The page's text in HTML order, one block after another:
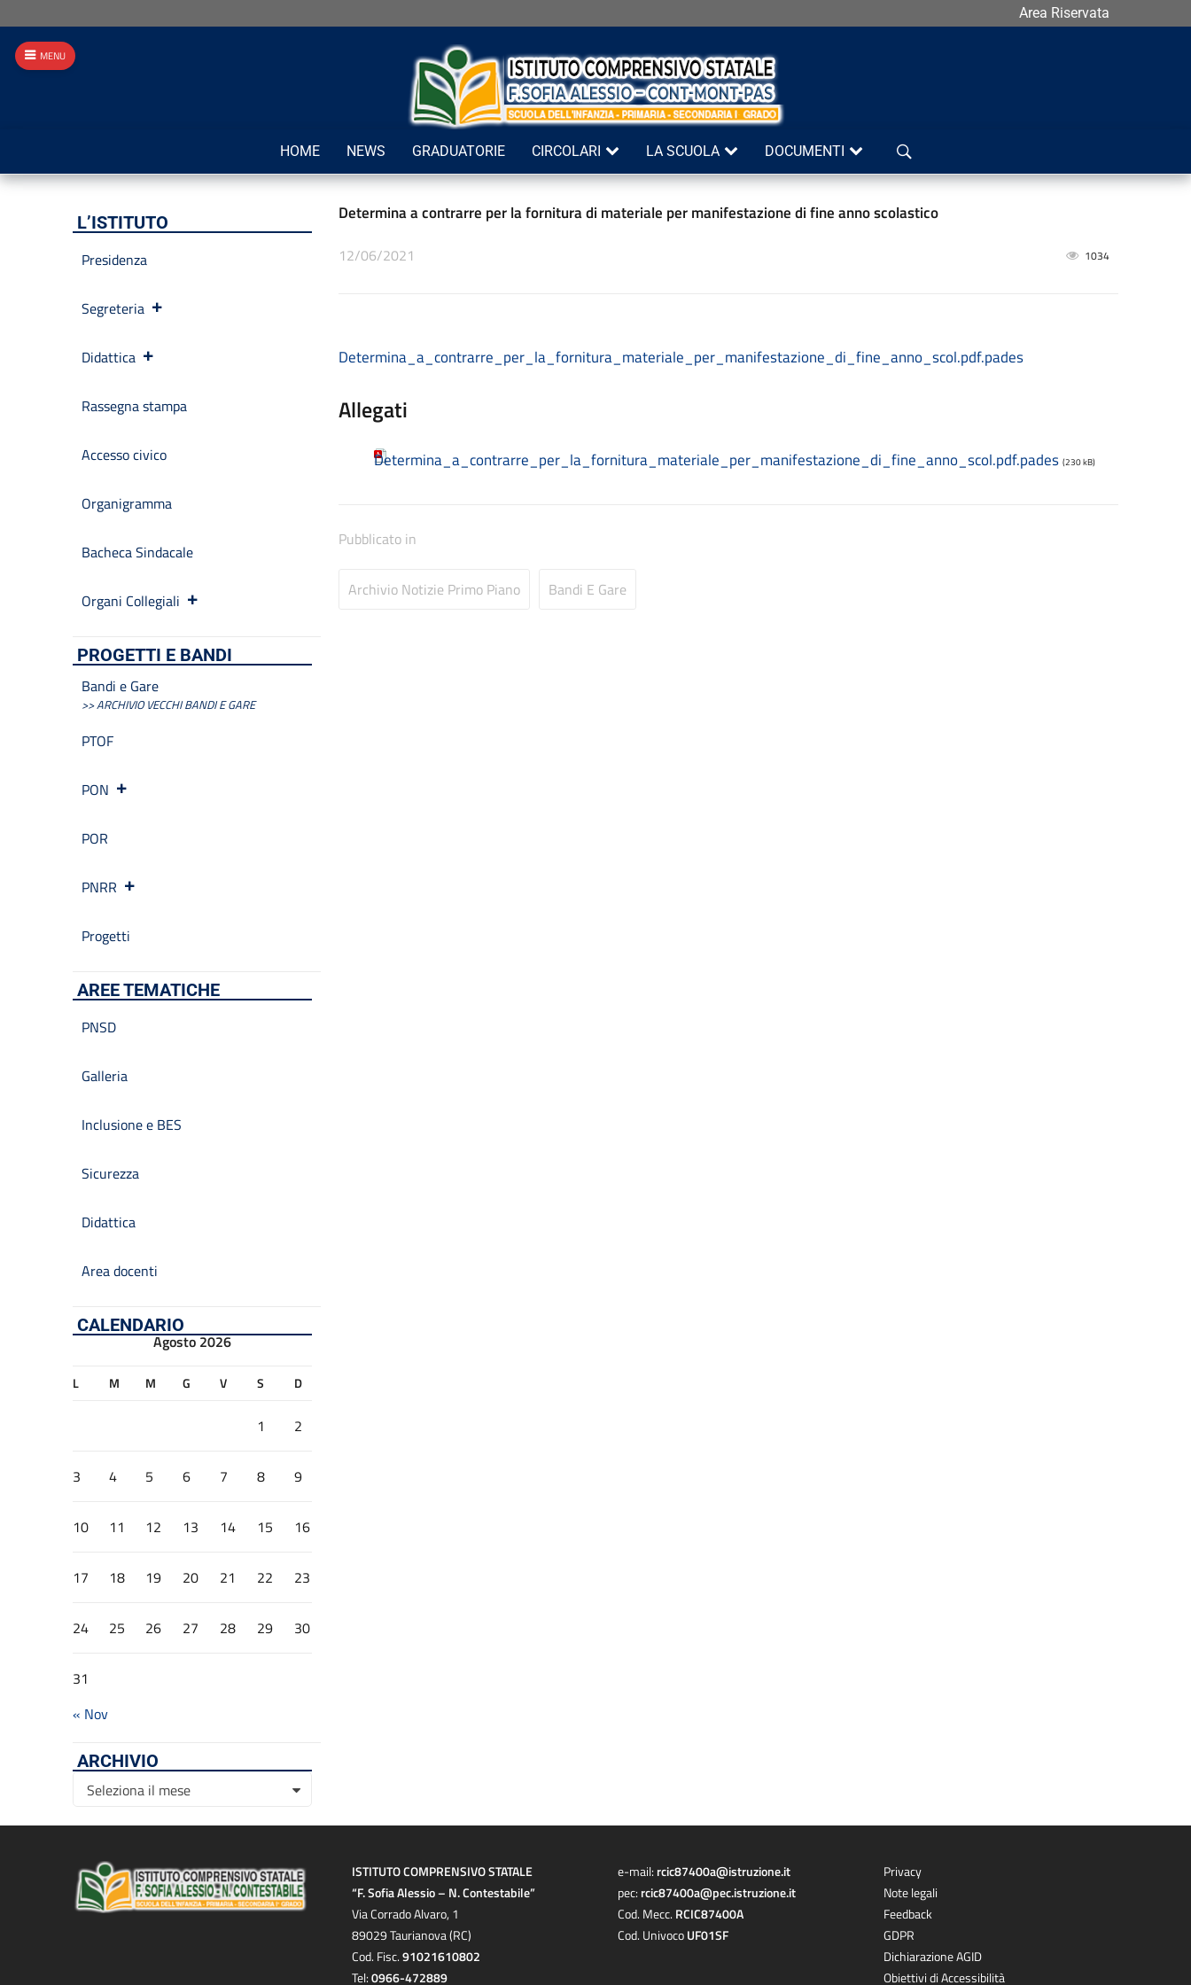
Area Riservata
Cerca
HOME NEWS GRADUATORIE CIRCOLARI LA SCUOLA DOCUMENTI
Determina a contrarre per la fornitura di materiale per manifestazione di fine anno scolastico
12/06/2021 1034
Determina_a_contrarre_per_la_fornitura_materiale_per_manifestazione_di_fine_anno_scol.pdf.pades
Allegati
Determina_a_contrarre_per_la_fornitura_materiale_per_manifestazione_di_fine_anno_scol.pdf.pades (230 kB)
Pubblicato in
Archivio Notizie Primo Piano Bandi E Gare
L’ISTITUTO
Presidenza
Segreteria
Didattica
Rassegna stampa
Accesso civico
Organigramma
Bacheca Sindacale
Organi Collegiali
PROGETTI E BANDI
Bandi e Gare
>> ARCHIVIO VECCHI BANDI E GARE
PTOF
PON
POR
PNRR
Progetti
AREE TEMATICHE
PNSD
Galleria
Inclusione e BES
Sicurezza
Didattica
Area docenti
CALENDARIO
Agosto 2026
L M M G V S D
1 2
3 4 5 6 7 8 9
10 11 12 13 14 15 16
17 18 19 20 21 22 23
24 25 26 27 28 29 30
31
« Nov
ARCHIVIO
Archivio
Seleziona il mese
ISTITUTO COMPRENSIVO STATALE
“F. Sofia Alessio – N. Contestabile”
Via Corrado Alvaro, 1
89029 Taurianova (RC)
Cod. Fisc.91021610802
Tel:0966-472889
e-mail: rcic87400a@istruzione.it
pec: rcic87400a@pec.istruzione.it
Cod. Mecc. RCIC87400A
Cod. UnivocoUF01SF
Privacy
Note legali
Feedback
GDPR
Dichiarazione AGID
Obiettivi di Accessibilità
MENU